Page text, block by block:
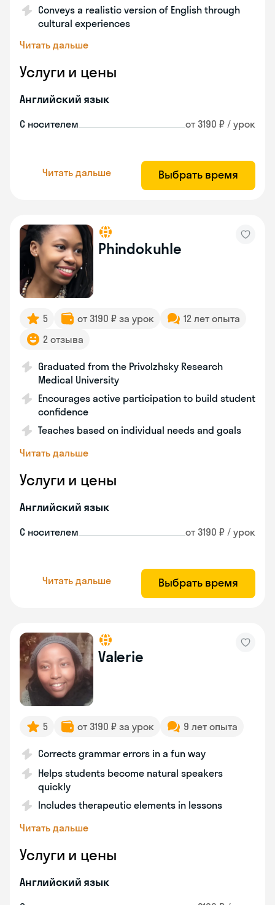
Conveys a realistic version of English through
cultural experiences
Читать дальше
Услуги и цены
Английский язык
С носителем от 3190 ₽ / урок
Читать дальше Выбрать время
Phindokuhle
5 от 3190 ₽ за урок
12 лет опыта
2 отзыва
Graduated from the Privolzhsky Research
Medical University
Encourages active participation to build student
confidence
Teaches based on individual needs and goals
Читать дальше
Услуги и цены
Английский язык
С носителем от 3190 ₽ / урок
Читать дальше Выбрать время
Valerie
5 от 3190 ₽ за урок 9 лет опыта
Corrects grammar errors in a fun way
Helps students become natural speakers
quickly
Includes therapeutic elements in lessons
Читать дальше
Услуги и цены
Английский язык